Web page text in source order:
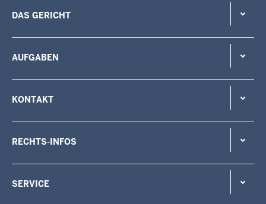
DAS GERICHT
AUFGABEN
KONTAKT
RECHTS-INFOS
SERVICE